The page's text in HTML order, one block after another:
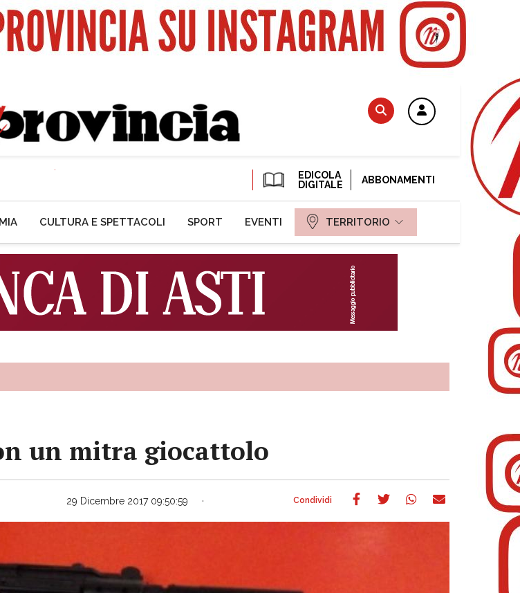
EDICOLA
DIGITALE
ABBONAMENTI
CULTURA E SPETTACOLI SPORT EVENTI TERRITORIO
un mitra giocattolo
29 Dicembre 2017 09:50:59